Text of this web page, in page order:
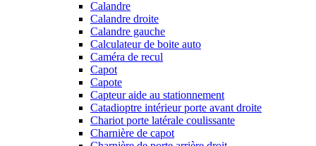
Calandre
Calandre droite
Calandre gauche
Calculateur de boite auto
Caméra de recul
Capot
Capote
Capteur aide au stationnement
Catadioptre intérieur porte avant droite
Chariot porte latérale coulissante
Charnière de capot